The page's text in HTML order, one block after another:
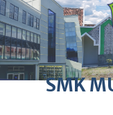
SMK